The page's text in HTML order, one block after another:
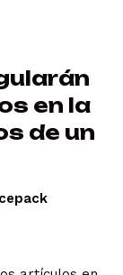
en la
de un